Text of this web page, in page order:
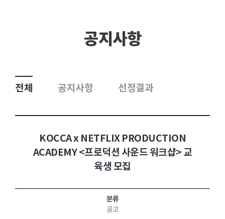
공지사항
전체 공지사항 선정결과
KOCCA x NETFLIX PRODUCTION
ACADEMY <프로덕션 사운드 워크샵> 교
육생 모집
분류
공고